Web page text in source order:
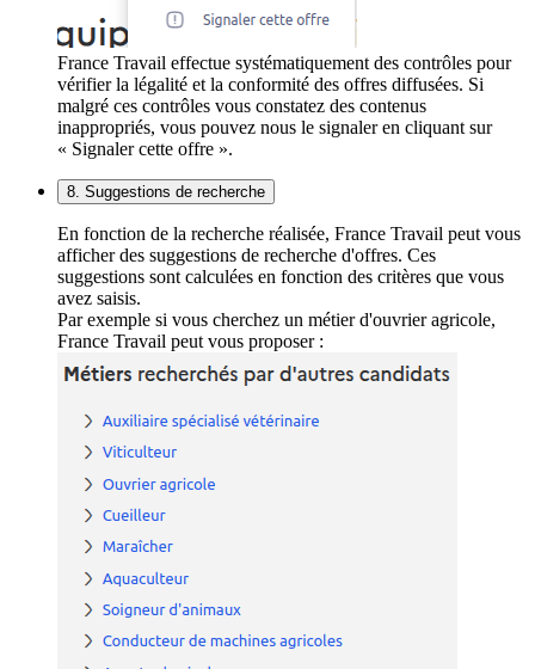
France Travail effectue systématiquement des contrôles pour
vérifier la légalité et la conformité des offres diffusées. Si
malgré ces contrôles vous constatez des contenus
inappropriés, vous pouvez nous le signaler en cliquant sur
« Signaler cette offre ».
8. Suggestions de recherche
En fonction de la recherche réalisée, France Travail peut vous
afficher des suggestions de recherche d'offres. Ces
suggestions sont calculées en fonction des critères que vous
avez saisis.
Par exemple si vous cherchez un métier d'ouvrier agricole,
France Travail peut vous proposer :